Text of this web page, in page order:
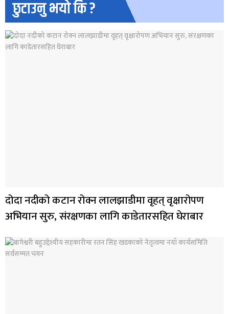
छुटाउनु भयो कि ?
दोदा नदीको कटान रोक्न लालझाडीमा वृहत् वृक्षारोपण
अभियान सुरु, संरक्षणका लागि काडेतारसहित घेराबार